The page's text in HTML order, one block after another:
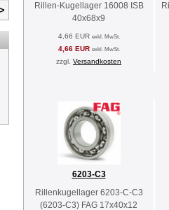
Rillen-Kugellager 16008 ISB
40x68x9
4,66 EUR exkl. MwSt.
4,66 EUR exkl. MwSt.
zzgl. Versandkosten
6203-C3
Rillenkugellager 6203-C-C3
(6203-C3) FAG 17x40x12